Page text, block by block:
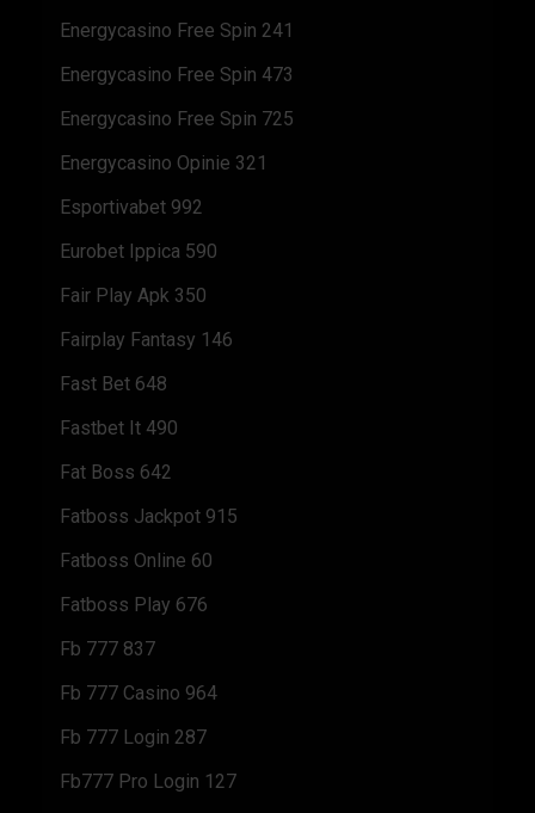
Energycasino Free Spin 241
Energycasino Free Spin 473
Energycasino Free Spin 725
Energycasino Opinie 321
Esportivabet 992
Eurobet Ippica 590
Fair Play Apk 350
Fairplay Fantasy 146
Fast Bet 648
Fastbet It 490
Fat Boss 642
Fatboss Jackpot 915
Fatboss Online 60
Fatboss Play 676
Fb 777 837
Fb 777 Casino 964
Fb 777 Login 287
Fb777 Pro Login 127